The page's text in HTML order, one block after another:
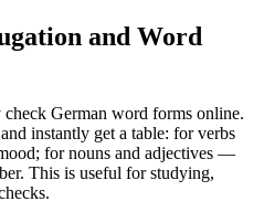
and Word
German word forms online.
instantly get a table: for verbs
for nouns and adjectives —
This is useful for studying,